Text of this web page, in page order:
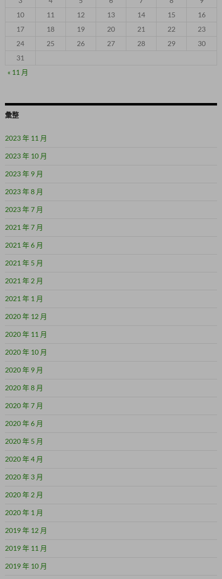
10
11 12 13 14 15
16
17
18 19 20 21 22
23
24
25 26 27 28 29
30
31
« 11 月
彙整
2023 年 11 月
2023 年 10 月
2023 年 9 月
2023 年 8 月
2023 年 7 月
2021 年 7 月
2021 年 6 月
2021 年 5 月
2021 年 2 月
2021 年 1 月
2020 年 12 月
2020 年 11 月
2020 年 10 月
2020 年 9 月
2020 年 8 月
2020 年 7 月
2020 年 6 月
2020 年 5 月
2020 年 4 月
2020 年 3 月
2020 年 2 月
2020 年 1 月
2019 年 12 月
2019 年 11 月
2019 年 10 月